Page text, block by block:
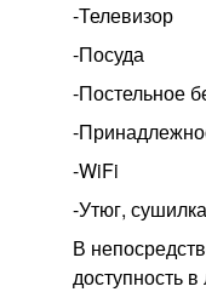
-Телевизор
-Посуда
-Постельное
-
-WiFi
-Утюг,
В
доступность